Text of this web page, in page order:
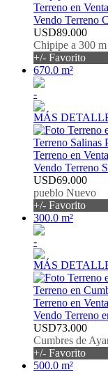
Terreno en
Vendo Terreno
USD89.000
Chipipe a 300
+/- Favorito
670.0 m²
-
MÁS
Terreno en
Vendo Terreno
USD69.000
pueblo Nuevo
+/- Favorito
300.0 m²
-
MÁS
Terreno en
Vendo Terreno
USD73.000
Cumbres de
+/- Favorito
500.0 m²